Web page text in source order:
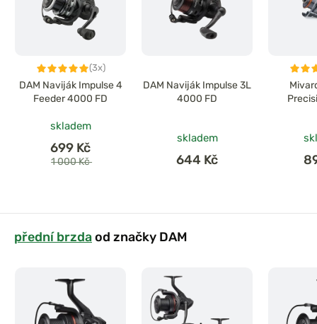
(3x)
DAM Naviják Impulse 4
Feeder 4000 FD
skladem
699 Kč
1 000 Kč
DAM Naviják Impulse 3L
4000 FD
skladem
644 Kč
přední brzdaod značky DAM